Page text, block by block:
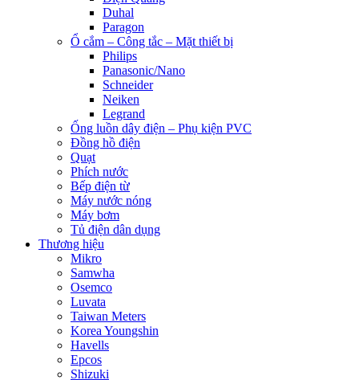
Duhal
Paragon
Ổ cắm – Công tắc – Mặt thiết bị
Philips
Panasonic/Nano
Schneider
Neiken
Legrand
Ống luồn dây điện – Phụ kiện PVC
Đồng hồ điện
Quạt
Phích nước
Bếp điện từ
Máy nước nóng
Máy bơm
Tủ điện dân dụng
Thương hiệu
Mikro
Samwha
Osemco
Luvata
Taiwan Meters
Korea Youngshin
Havells
Epcos
Shizuki